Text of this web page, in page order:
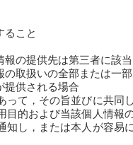
ること
の提供先は第三者に該当
取扱いの全部または一
提供される場合
て，その旨並びに共同
的および当該個人情報
し，または本人が容易